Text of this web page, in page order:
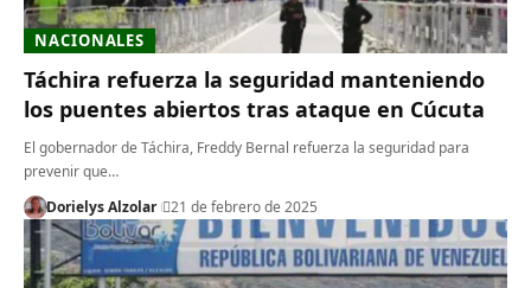
NACIONALES
Táchira refuerza la seguridad manteniendo
los puentes abiertos tras ataque en Cúcuta
El gobernador de Táchira, Freddy Bernal refuerza la seguridad para
prevenir que…
Dorielys Alzolar
21 de febrero de 2025